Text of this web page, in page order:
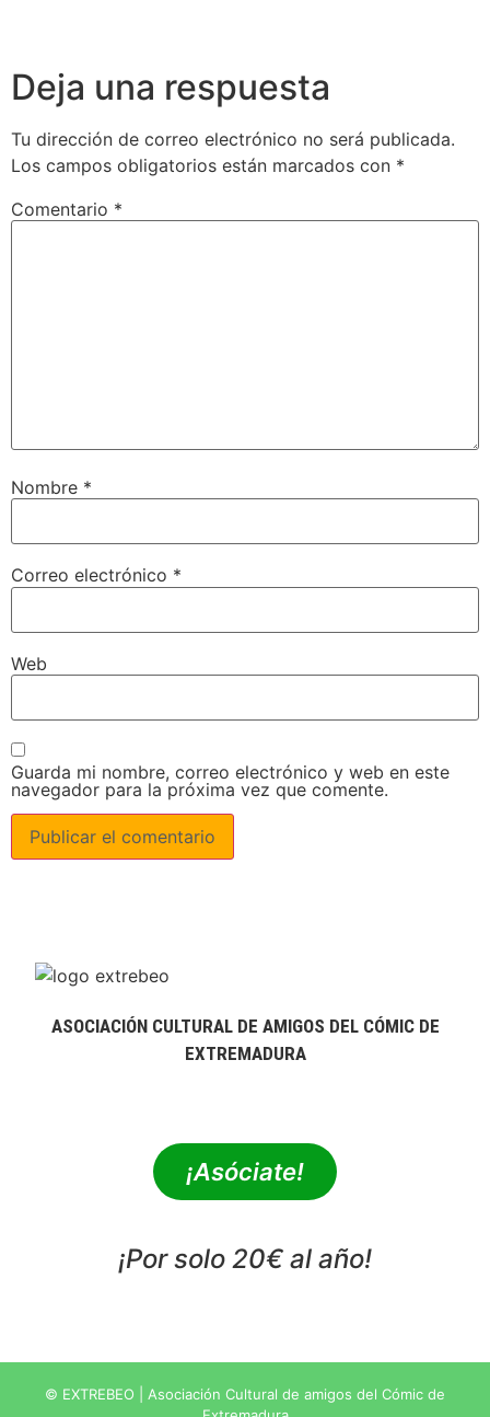
Deja una respuesta
Tu dirección de correo electrónico no será publicada.
Los campos obligatorios están marcados con *
Comentario *
Nombre *
Correo electrónico *
Web
Guarda mi nombre, correo electrónico y web en este
navegador para la próxima vez que comente.
ASOCIACIÓN CULTURAL DE AMIGOS DEL CÓMIC DE
EXTREMADURA
¡Asóciate!
¡Por solo 20€ al año!
© EXTREBEO | Asociación Cultural de amigos del Cómic de